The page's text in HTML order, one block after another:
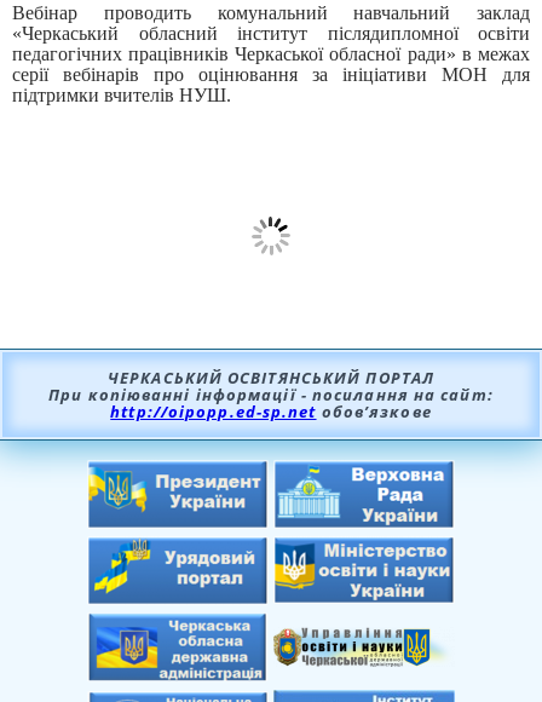
Вебінар проводить комунальний навчальний заклад
«Черкаський обласний інститут післядипломної освіти
педагогічних працівників Черкаської обласної ради» в межах
серії вебінарів про оцінювання за ініціативи МОН для
підтримки вчителів НУШ.
ЧЕРКАСЬКИЙ ОСВІТЯНСЬКИЙ ПОРТАЛ
При копіюванні інформації - посилання на сайт:
http://oipopp.ed-sp.net обов’язкове